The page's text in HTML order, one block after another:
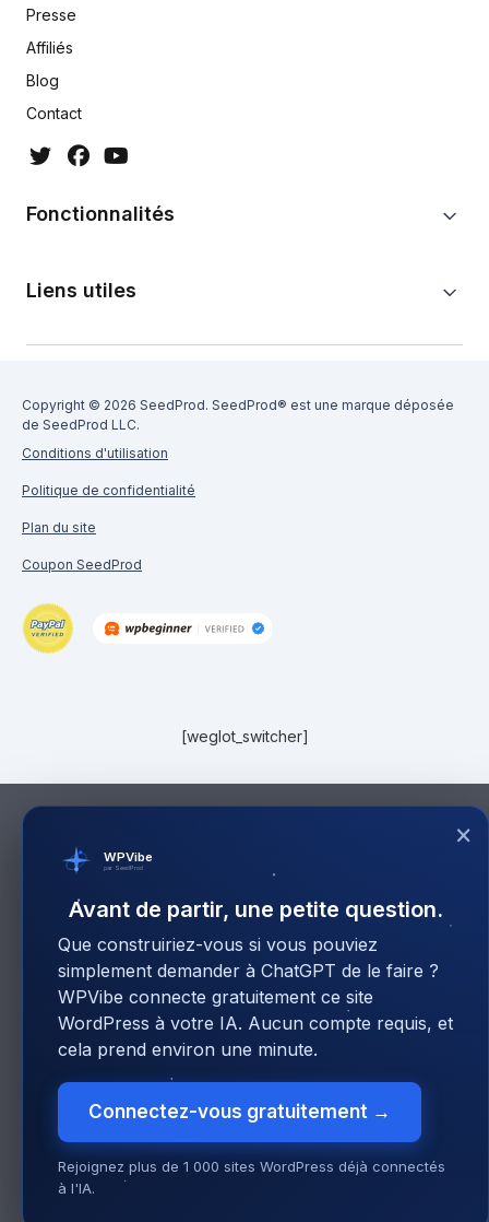
Presse
Affiliés
Blog
Contact
Fonctionnalités
Liens utiles
Copyright © 2026 SeedProd. SeedProd® est une marque déposée
de SeedProd LLC.
Conditions d'utilisation
Politique de confidentialité
Plan du site
Coupon SeedProd
[weglot_switcher]
×
WPVibe
par SeedProd
Avant de partir, une petite question.
Que construiriez-vous si vous pouviez
simplement demander à ChatGPT de le faire ?
WPVibe connecte gratuitement ce site
WordPress à votre IA. Aucun compte requis, et
cela prend environ une minute.
Connectez-vous gratuitement →
Rejoignez plus de 1 000 sites WordPress déjà connectés
à l'IA.